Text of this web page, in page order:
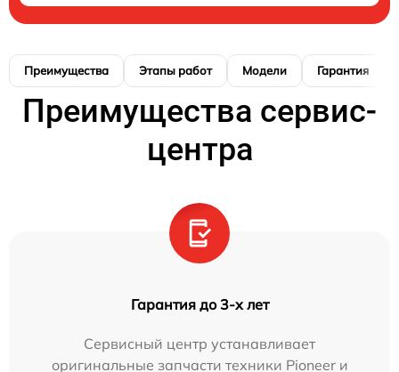
Преимущества Этапы работ Модели Гарантия
Преимущества сервис-
центра
Гарантия до 3-х лет
Сервисный центр устанавливает
оригинальные запчасти техники Pioneer и